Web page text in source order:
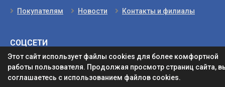
Этот сайт использует файлы cookies для более комфортной
работы пользователя. Продолжая просмотр страниц сайта,
соглашаетесь с использованием файлов cookies.
Покупателям Новости Контакты и филиалы
СОЦСЕТИ